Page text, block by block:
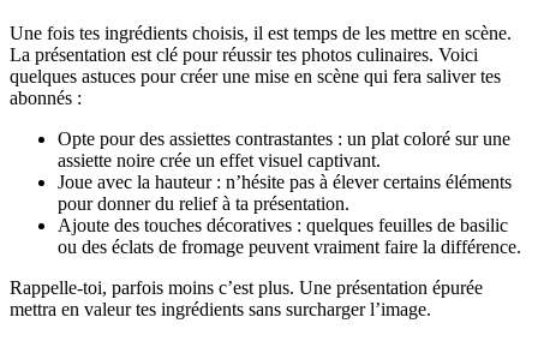
Une fois tes ingrédients choisis, il est temps de les mettre en scène.
La présentation est clé pour réussir tes photos culinaires. Voici
quelques astuces pour créer une mise en scène qui fera saliver tes
abonnés :
Opte pour des assiettes contrastantes : un plat coloré sur une
assiette noire crée un effet visuel captivant.
Joue avec la hauteur : n’hésite pas à élever certains éléments
pour donner du relief à ta présentation.
Ajoute des touches décoratives : quelques feuilles de basilic
ou des éclats de fromage peuvent vraiment faire la différence.
Rappelle-toi, parfois moins c’est plus. Une présentation épurée
mettra en valeur tes ingrédients sans surcharger l’image.